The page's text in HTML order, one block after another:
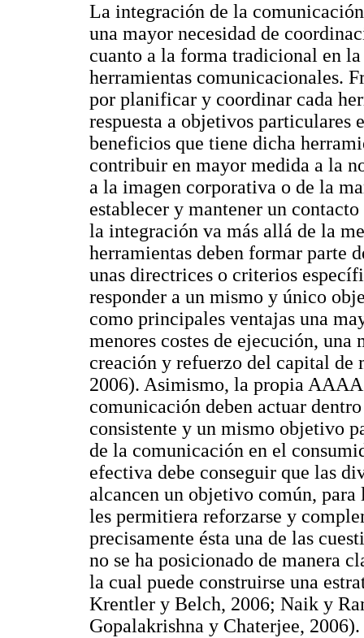
La integración de la
una mayor necesidad de
cuanto a la forma tradicional en la
herramientas comunicacionales.
por planificar y coordinar cada
respuesta a objetivos particulares
beneficios que tiene dicha
contribuir en mayor medida a la
a la imagen corporativa o de la
establecer y mantener un
la integración va más allá de la
herramientas deben formar parte
unas directrices o criterios
responder a un mismo y único
como principales ventajas una
menores costes de ejecución,
creación y refuerzo del capital de
2006). Asimismo, la propia AAAA
comunicación deben actuar
consistente y un mismo objetivo
de la comunicación en el
efectiva debe conseguir que las
alcancen un objetivo común, para
les permitiera reforzarse y
precisamente ésta una de las
no se ha posicionado de manera
la cual puede construirse una
Krentler y Belch, 2006; Naik y
Gopalakrishna y Chaterjee, 2006).